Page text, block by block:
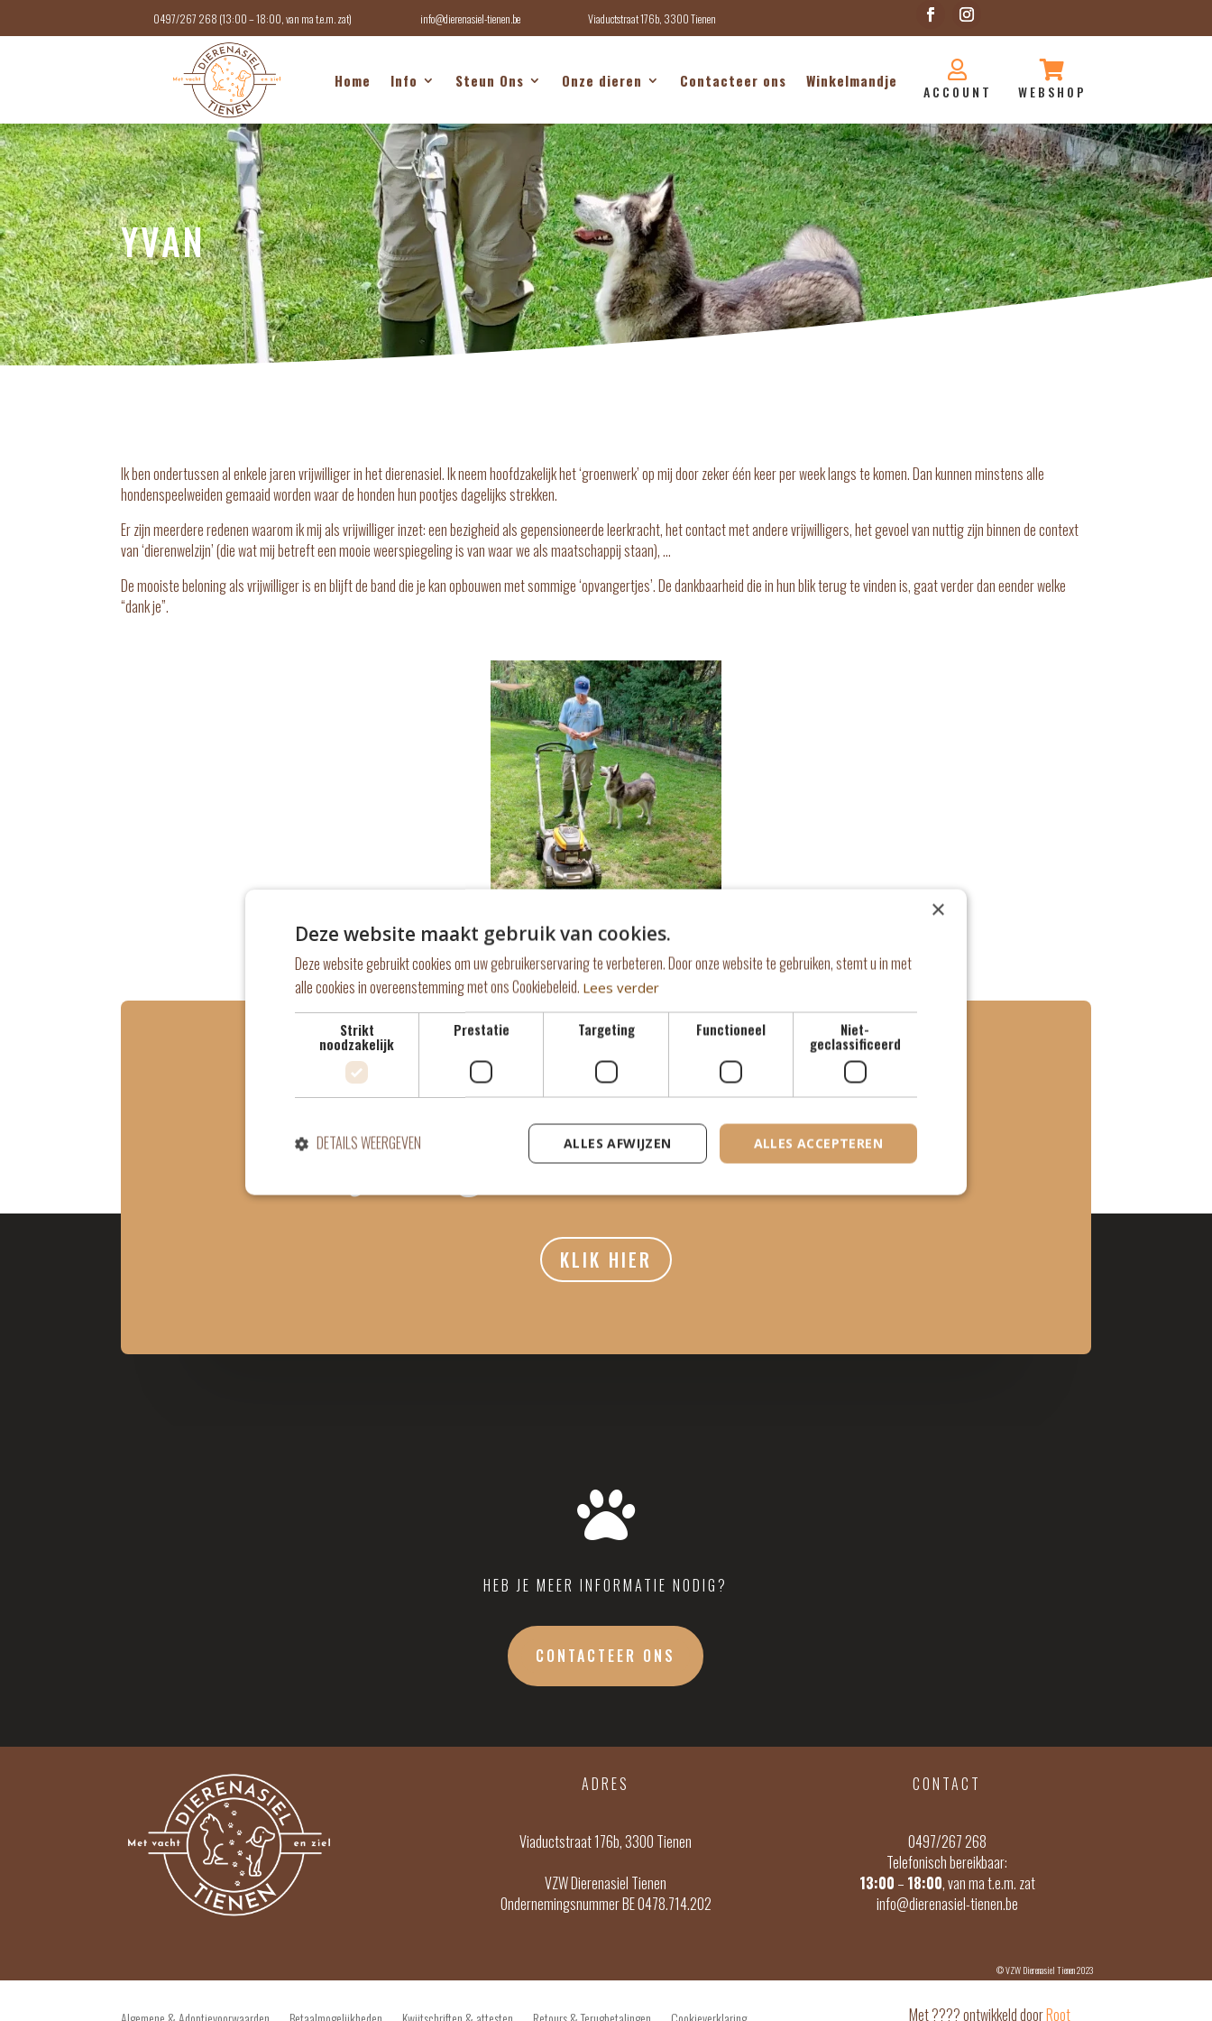
0497/267 268 (13:00 – 18:00, van ma t.e.m. zat) info@dierenasiel-tienen.be Viaductstraat 176b, 3300 Tienen
Home Info Steun Ons Onze dieren Contacteer ons Winkelmandje 
ACCOUNT

WEBSHOP
YVAN
Ik ben ondertussen al enkele jaren vrijwilliger in het dierenasiel. Ik neem hoofdzakelijk het ‘groenwerk’ op mij door zeker één keer per week langs te komen. Dan kunnen minstens alle
hondenspeelweiden gemaaid worden waar de honden hun pootjes dagelijks strekken.
Er zijn meerdere redenen waarom ik mij als vrijwilliger inzet: een bezigheid als gepensioneerde leerkracht, het contact met andere vrijwilligers, het gevoel van nuttig zijn binnen de context
van ‘dierenwelzijn’ (die wat mij betreft een mooie weerspiegeling is van waar we als maatschappij staan), …
De mooiste beloning als vrijwilliger is en blijft de band die je kan opbouwen met sommige ‘opvangertjes’. De dankbaarheid die in hun blik terug te vinden is, gaat verder dan eender welke
“dank je”.
Wens je meer te weten over
vrijwilligerswerk in het asiel?
KLIK HIER

HEB JE MEER INFORMATIE NODIG?
CONTACTEER ONS
ADRES
Viaductstraat 176b, 3300 Tienen
VZW Dierenasiel Tienen
Ondernemingsnummer BE 0478.714.202
CONTACT
0497/267 268
Telefonisch bereikbaar:
13:00 – 18:00, van ma t.e.m. zat
info@dierenasiel-tienen.be
© VZW Dierenasiel Tienen 2023
Met ???? ontwikkeld doorRoot
×
Deze website maakt gebruik van cookies.
Deze website gebruikt cookies om uw gebruikerservaring te verbeteren. Door onze website te gebruiken, stemt u in met
alle cookies in overeenstemming met ons Cookiebeleid. Lees verder
Strikt
noodzakelijk
Prestatie Targeting Functioneel Niet-
geclassificeerd
ALLES ACCEPTEREN
ALLES AFWIJZEN
DETAILS WEERGEVEN